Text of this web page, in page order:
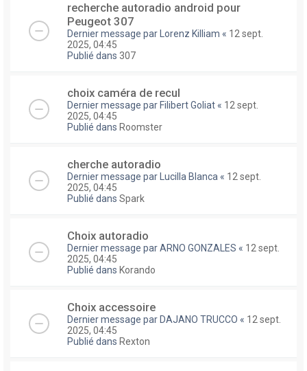
recherche autoradio android pour
Peugeot 307
Dernier message par Lorenz Killiam « 12 sept.
2025, 04:45
Publié dans 307
choix caméra de recul
Dernier message par Filibert Goliat « 12 sept.
2025, 04:45
Publié dans Roomster
cherche autoradio
Dernier message par Lucilla Blanca « 12 sept.
2025, 04:45
Publié dans Spark
Choix autoradio
Dernier message parARNO GONZALES « 12 sept.
2025, 04:45
Publié dans Korando
Choix accessoire
Dernier message par DAJANO TRUCCO « 12 sept.
2025, 04:45
Publié dans Rexton